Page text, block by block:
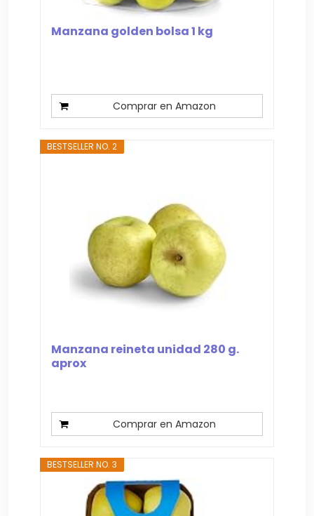
Manzana golden bolsa 1 kg
Comprar en Amazon
BESTSELLER NO. 2
Manzana reineta unidad 280 g.
aprox
Comprar en Amazon
BESTSELLER NO. 3